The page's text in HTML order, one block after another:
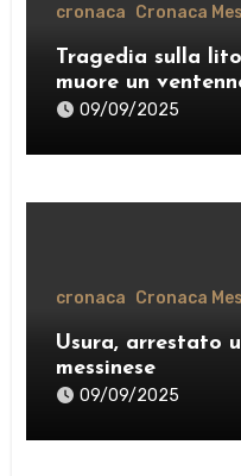
cronaca Cronaca
Tragedia sulla
muore un
09/09/2025
cronaca Cronaca
Usura, arrestato
messinese
09/09/2025